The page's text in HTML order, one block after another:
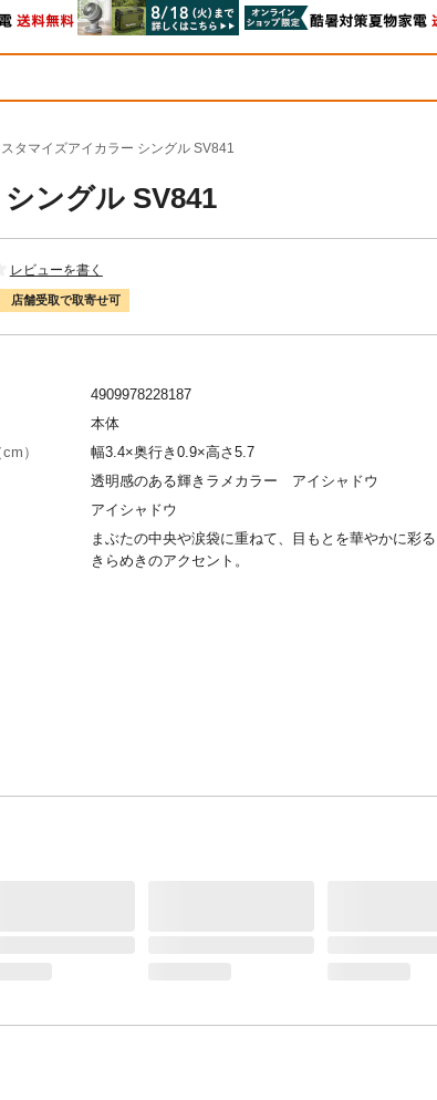
タマイズアイカラー シングル SV841
ングル SV841
レビューを書く
店舗受取で取寄せ可
4909978228187
本体
）
幅3.4×奥行き0.9×高さ5.7
透明感のある輝きラメカラー アイシャドウ
アイシャドウ
まぶたの中央や涙袋に重ねて、目もとを華やかに彩る
きらめきのアクセント。
ステアリル,酸化亜鉛,アルガニアスピノサ核油,サフラ